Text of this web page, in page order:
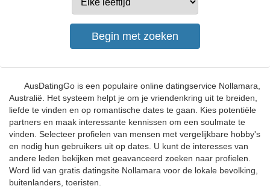
AusDatingGo is een populaire online datingservice Nollamara,
Australië. Het systeem helpt je om je vriendenkring uit te breiden,
liefde te vinden en op romantische dates te gaan. Kies potentiële
partners en maak interessante kennissen om een soulmate te
vinden. Selecteer profielen van mensen met vergelijkbare hobby's
en nodig hun gebruikers uit op dates. U kunt de interesses van
andere leden bekijken met geavanceerd zoeken naar profielen.
Word lid van gratis datingsite Nollamara voor de lokale bevolking,
buitenlanders, toeristen.